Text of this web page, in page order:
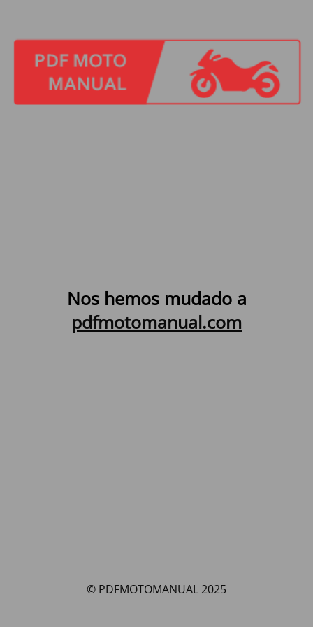
Nos hemos mudado a
pdfmotomanual.com
© PDFMOTOMANUAL 2025